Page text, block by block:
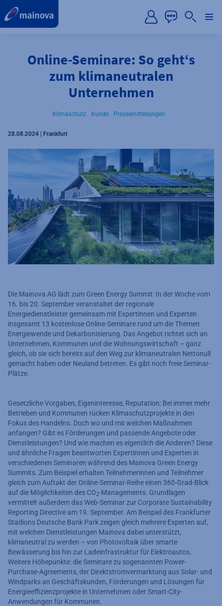
Online-Seminare: So geht‘s
zum klimaneutralen
Unternehmen
Klimaschutz Kunde Pressemitteilungen
28.08.2024 | Frankfurt
Die Mainova AG lädt zum Green Energy Summit: In der Woche vom
16. bis 20. September veranstaltet der regionale
Energiedienstleister gemeinsam mit Expertinnen und Experten
insgesamt 13 kostenlose Online-Seminare rund um die Themen
Energiewende und Dekarbonisierung. Das Angebot richtet sich an
Unternehmen, Kommunen und die Wohnungswirtschaft – ganz
gleich, ob sie sich bereits auf den Weg zur klimaneutralen Nettonull
gemacht haben oder Neuland betreten. Es gibt noch freie Seminar-
Plätze.
Gesetzliche Vorgaben, Eigeninteresse, Reputation: Bei immer mehr
Betrieben und Kommunen rücken Klimaschutzprojekte in den
Fokus des Handelns. Doch wo und mit welchen Maßnahmen
anfangen? Gibt es Förderungen und passende Angebote oder
Dienstleistungen? Und wie machen es eigentlich die Anderen? Diese
und ähnliche Fragen beantworten Expertinnen und Experten in
verschiedenen Seminaren während des Mainova Green Energy
Summits. Zum Beispiel erhalten Teilnehmerinnen und Teilnehmer
gleich zum Auftakt der Online-Seminar-Reihe einen 360-Grad-Blick
auf die Möglichkeiten des CO2-Managements. Grundlagen
vermittelt außerdem das Web-Seminar zur Corporate Sustainability
Reporting Directive am 19. September. Am Beispiel des Frankfurter
Stadions Deutsche Bank Park zeigen gleich mehrere Experten auf,
mit welchen Dienstleistungen Mainova dabei unterstützt,
klimaneutral zu werden – von Photovoltaik über smarte
Bewässerung bis hin zur Ladeinfrastruktur für Elektroautos.
Weitere Höhepunkte: die Seminare zu sogenannten Power-
Purchase-Agreements, der Direktstromvermarktung aus Solar- und
Windparks an Geschäftskunden, Förderungen und Lösungen für
Energieeffizienzprojekte in Unternehmen oder Smart-City-
Anwendungen für Kommunen.